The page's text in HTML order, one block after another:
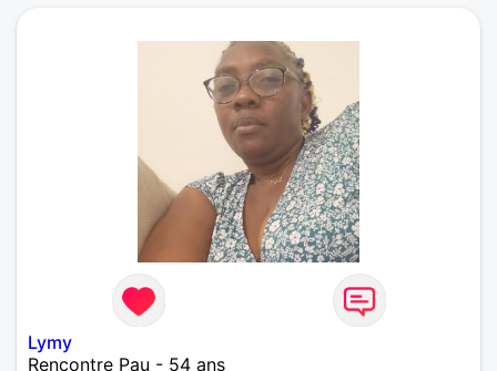
Lymy
Rencontre Pau - 54 ans